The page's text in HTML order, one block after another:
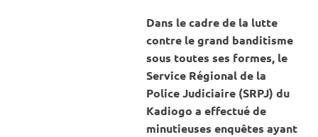
Dans le cadre de la lutte
contre le grand banditisme
sous toutes ses formes, le
Service Régional de la
Police Judiciaire (SRPJ) du
Kadiogo a effectué de
minutieuses enquêtes ayant